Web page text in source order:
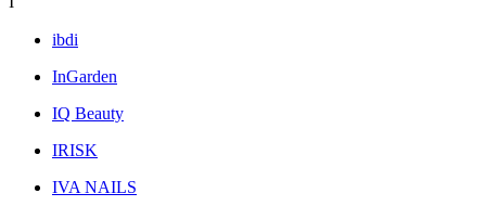
ibdi
InGarden
IQ Beauty
IRISK
IVA NAILS